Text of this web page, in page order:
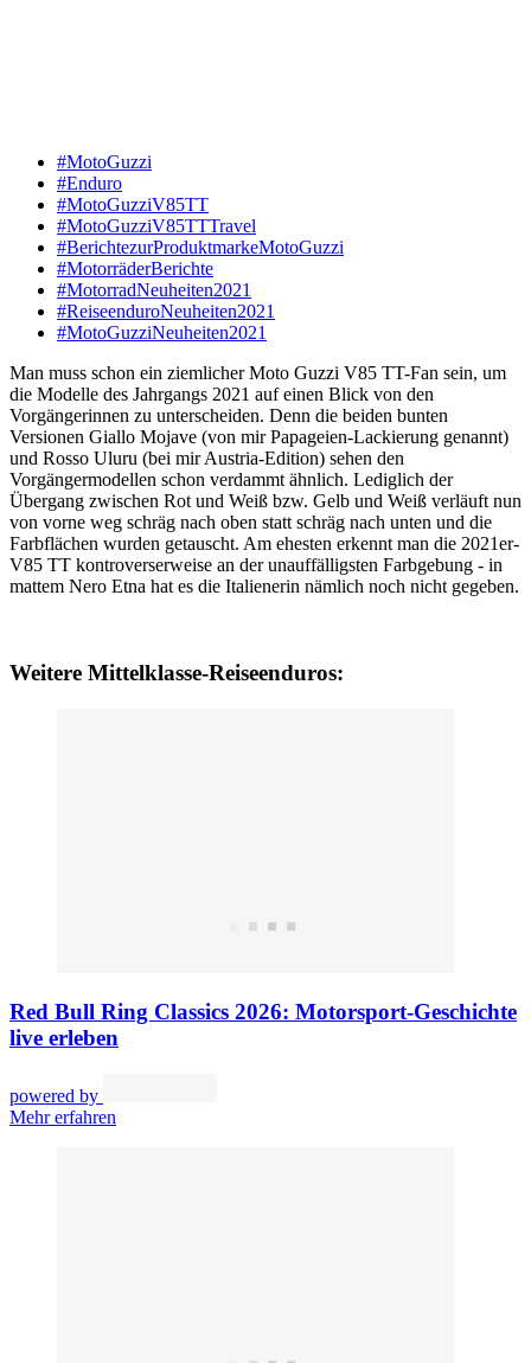
#MotoGuzzi
#Enduro
#MotoGuzziV85TT
#MotoGuzziV85TTTravel
#BerichtezurProduktmarkeMotoGuzzi
#MotorräderBerichte
#MotorradNeuheiten2021
#ReiseenduroNeuheiten2021
#MotoGuzziNeuheiten2021
Man muss schon ein ziemlicher Moto Guzzi V85 TT-Fan sein, um
die Modelle des Jahrgangs 2021 auf einen Blick von den
Vorgängerinnen zu unterscheiden. Denn die beiden bunten
Versionen Giallo Mojave (von mir Papageien-Lackierung genannt)
und Rosso Uluru (bei mir Austria-Edition) sehen den
Vorgängermodellen schon verdammt ähnlich. Lediglich der
Übergang zwischen Rot und Weiß bzw. Gelb und Weiß verläuft nun
von vorne weg schräg nach oben statt schräg nach unten und die
Farbflächen wurden getauscht. Am ehesten erkennt man die 2021er-
V85 TT kontroverserweise an der unauffälligsten Farbgebung - in
mattem Nero Etna hat es die Italienerin nämlich noch nicht gegeben.
Weitere Mittelklasse-Reiseenduros:
Red Bull Ring Classics 2026: Motorsport-Geschichte
live erleben
powered by
Mehr erfahren